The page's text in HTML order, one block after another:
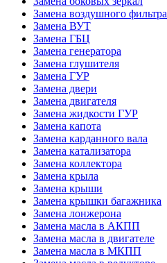
Замена воздушного фильтра
Замена ВУТ
Замена ГБЦ
Замена генератора
Замена глушителя
Замена ГУР
Замена двери
Замена двигателя
Замена жидкости ГУР
Замена капота
Замена карданного вала
Замена катализатора
Замена коллектора
Замена крыла
Замена крыши
Замена крышки багажника
Замена лонжерона
Замена масла в АКПП
Замена масла в двигателе
Замена масла в МКПП